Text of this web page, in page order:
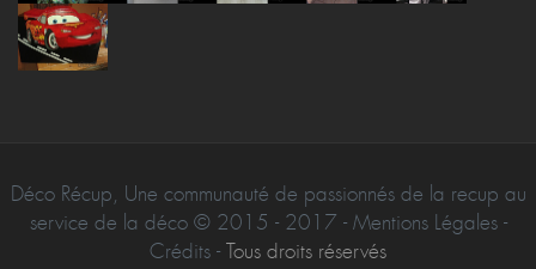
Déco Récup, Une communauté de passionnés de la recup au
service de la déco © 2015 - 2017 - Mentions Légales -
Crédits - Tous droits réservés